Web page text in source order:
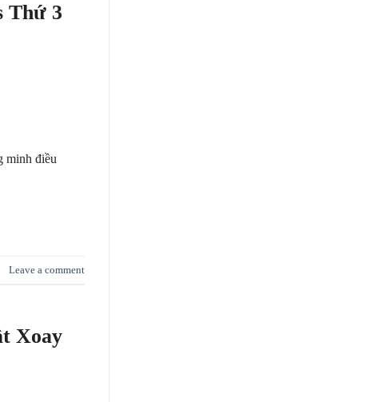
Thứ 3
minh điều
Leave a comment
Xoay